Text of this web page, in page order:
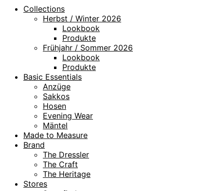
Collections
Herbst / Winter 2026
Lookbook
Produkte
Frühjahr / Sommer 2026
Lookbook
Produkte
Basic Essentials
Anzüge
Sakkos
Hosen
Evening Wear
Mäntel
Made to Measure
Brand
The Dressler
The Craft
The Heritage
Stores